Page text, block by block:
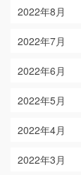
2022年8月
2022年7月
2022年6月
2022年5月
2022年4月
2022年3月